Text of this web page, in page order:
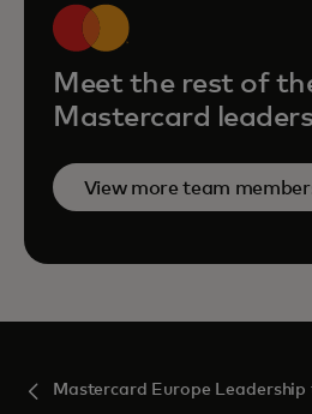
Meet the rest of
Mastercard
View more team
Mastercard Europe Leadership